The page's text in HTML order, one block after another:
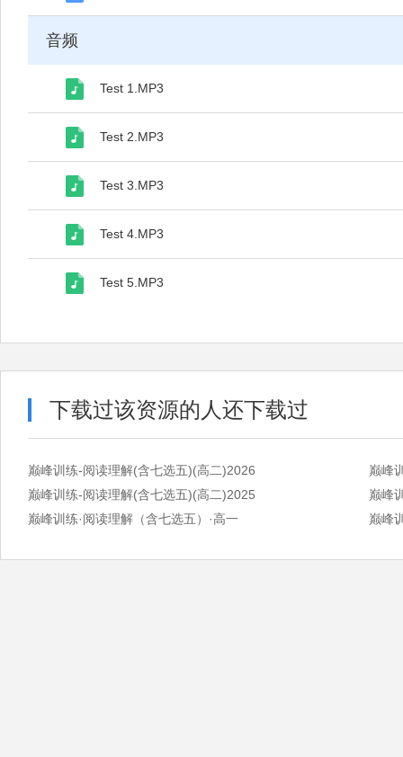
音频
Test 1.MP3
Test 2.MP3
Test 3.MP3
Test 4.MP3
Test 5.MP3
下载过该资源的人还下载过
巅峰训练-阅读理解(含七选五)(高二)2026
巅峰
巅峰训练-阅读理解(含七选五)(高二)2025
巅峰
巅峰训练·阅读理解（含七选五）·高一
巅峰